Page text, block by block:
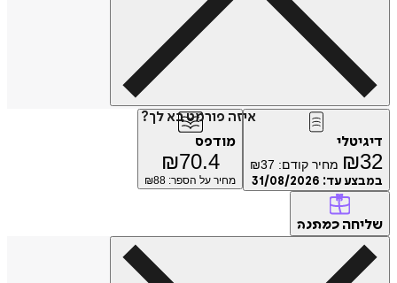
איזה פורמט בא לך?
דיגיטלי
₪32 מחיר קודם: ₪37
במבצע עד: 31/08/2026
מודפס
₪70.4
מחיר על הספר: ₪ 88
שליחה כמתנה